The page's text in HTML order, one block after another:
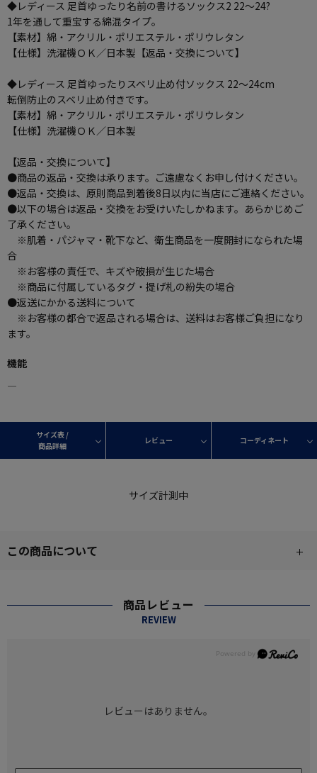
◆レディース 足首ゆったり名前の書けるソックス2 22～24?
1年を通して重宝する綿混タイプ。
【素材】綿・アクリル・ポリエステル・ポリウレタン
【仕様】洗濯機ＯＫ／日本製【返品・交換について】
◆レディース 足首ゆったりスベリ止め付ソックス 22～24cm
転倒防止のスベリ止め付きです。
【素材】綿・アクリル・ポリエステル・ポリウレタン
【仕様】洗濯機ＯＫ／日本製
【返品・交換について】
●商品の返品・交換は承ります。ご遠慮なくお申し付けください。
●返品・交換は、原則商品到着後8日以内に当店にご連絡ください。
●以下の場合は返品・交換をお受けいたしかねます。あらかじめご
了承ください。
※肌着・パジャマ・靴下など、衛生商品を一度開封になられた場
合
※お客様の責任で、キズや破損が生じた場合
※商品に付属しているタグ・提げ札の紛失の場合
●返送にかかる送料について
※お客様の都合で返品される場合は、送料はお客様ご負担になり
ます。
機能
―
サイズ表 /
商品詳細
レビュー コーディネート
サイズ計測中
この商品について
商品レビュー
REVIEW
レビューはありません。